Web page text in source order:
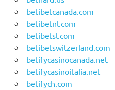
betibetcanada.com
betibetnl.com
betibetsl.com
betibetswitzerland.com
betifycasinocanada.net
betifycasinoitalia.net
betifych.com